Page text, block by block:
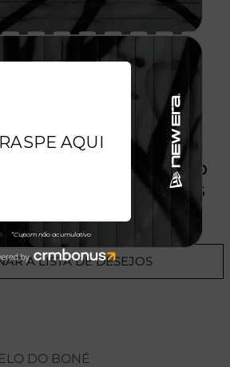
ESTOQUE DÍSPONÍVEL NO
A DISPONIBILIDADE NAS
A LISTA DE DESEJOS
DO BONÉ